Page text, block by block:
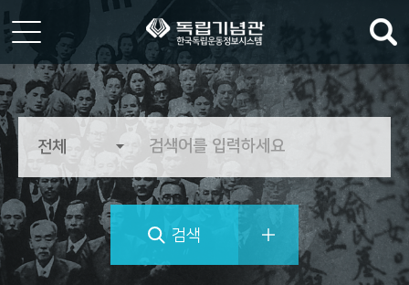
한
독
립
동
정
보
시
검색